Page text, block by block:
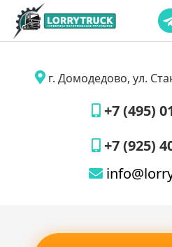
г. Домодедово, ул.
+7 (495)
+7 (925)